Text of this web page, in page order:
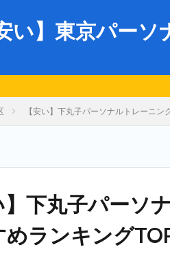
い】東京パー
【安い】下丸子パーソナルトレーニ
】下丸子パーソ
めランキング